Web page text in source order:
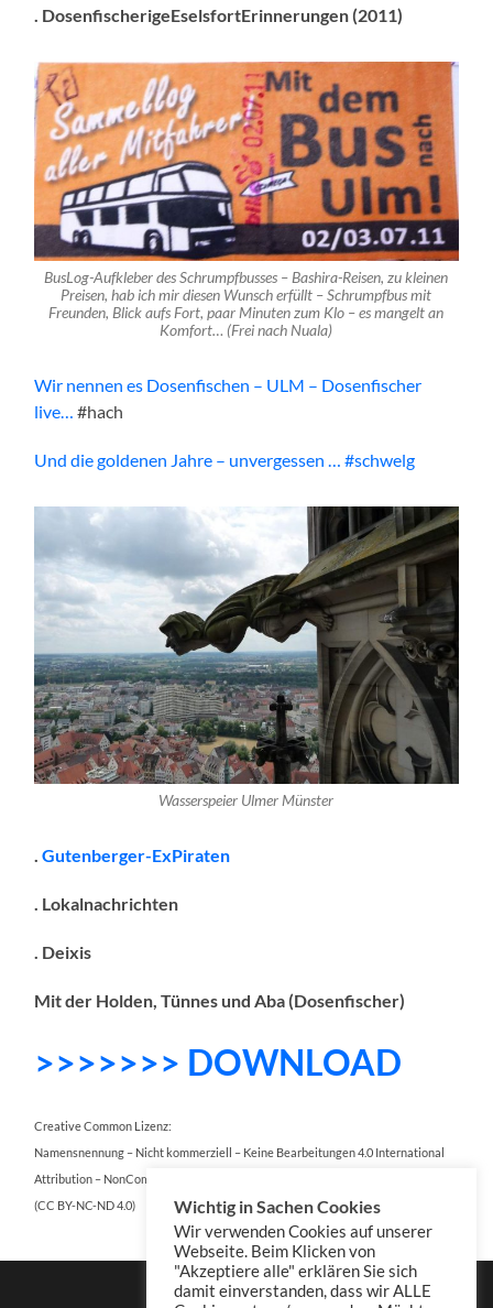
. DosenfischerigeEselsfortErinnerungen (2011)
BusLog-Aufkleber des Schrumpfbusses – Bashira-Reisen, zu kleinen
Preisen, hab ich mir diesen Wunsch erfüllt – Schrumpfbus mit
Freunden, Blick aufs Fort, paar Minuten zum Klo – es mangelt an
Komfort… (Frei nach Nuala)
Wir nennen es Dosenfischen – ULM – Dosenfischer
live… #hach
Und die goldenen Jahre – unvergessen … #schwelg
Wasserspeier Ulmer Münster
.Gutenberger-ExPiraten
. Lokalnachrichten
. Deixis
Mit der Holden, Tünnes und Aba (Dosenfischer)
>>>>>>> DOWNLOAD
Creative Common Lizenz:
Namensnennung – Nicht kommerziell – Keine Bearbeitungen 4.0 International
Attribution – NonCommercial – NoDerivatives 4.0 International
(CC BY-NC-ND 4.0)
Wichtig in Sachen Cookies
Wir verwenden Cookies auf unserer
Webseite. Beim Klicken von
"Akzeptiere alle" erklären Sie sich
damit einverstanden, dass wir ALLE